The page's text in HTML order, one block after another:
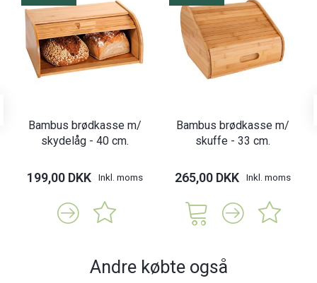
Bambus brødkasse m/
skydelåg - 40 cm.
199,00 DKK Inkl. moms
Bambus brødkasse m/
skuffe - 33 cm.
265,00 DKK Inkl. moms
Andre købte også